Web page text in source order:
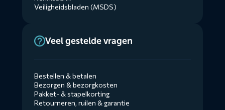
Veiligheidsbladen (MSDS)
Veel gestelde vragen
Bestellen & betalen
Bezorgen & bezorgkosten
Pakket- & stapelkorting
Retourneren, ruilen & garantie